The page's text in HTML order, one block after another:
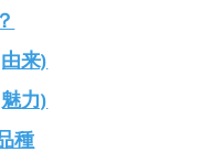
来)
力)
種